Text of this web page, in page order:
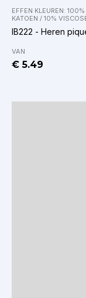
EFFEN KLEUREN:
KATOEN / 10%
IB222 - Heren
VAN
€ 5.49